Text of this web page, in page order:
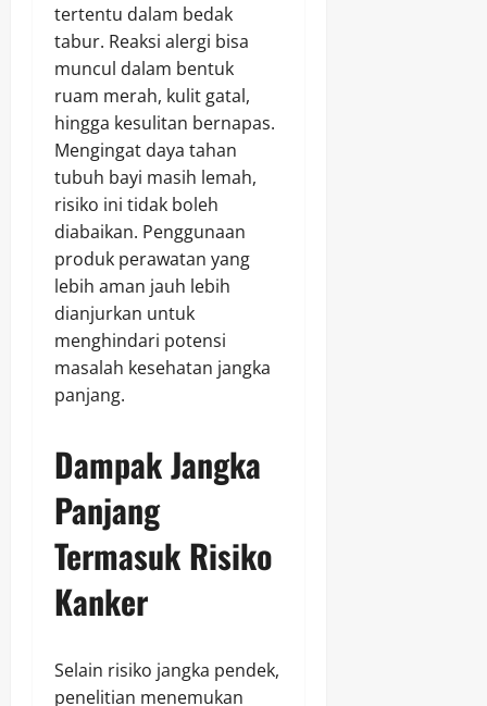
tertentu dalam bedak
tabur. Reaksi alergi bisa
muncul dalam bentuk
ruam merah, kulit gatal,
hingga kesulitan bernapas.
Mengingat daya tahan
tubuh bayi masih lemah,
risiko ini tidak boleh
diabaikan. Penggunaan
produk perawatan yang
lebih aman jauh lebih
dianjurkan untuk
menghindari potensi
masalah kesehatan jangka
panjang.
Dampak Jangka
Panjang
Termasuk Risiko
Kanker
Selain risiko jangka pendek,
penelitian menemukan